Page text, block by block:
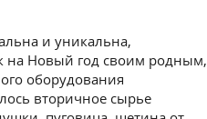
и уникальна,
на Новый год своим родным,
оборудования
вторичное сырье